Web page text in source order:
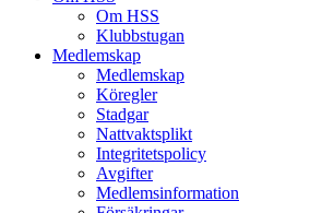
Om HSS
Klubbstugan
Medlemskap
Medlemskap
Köregler
Stadgar
Nattvaktsplikt
Integritetspolicy
Avgifter
Medlemsinformation